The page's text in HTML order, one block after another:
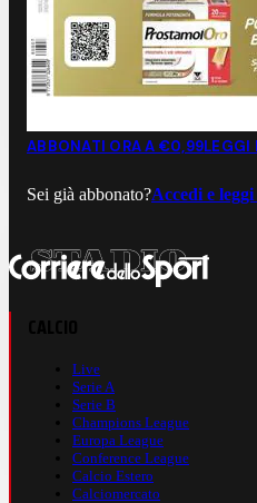
ABBONATI ORA A €0,99LEGGI
Sei già abbonato?Accedi e leggi
Live
Serie A
Serie B
Champions League
Europa League
Conference League
Calcio Estero
Calciomercato